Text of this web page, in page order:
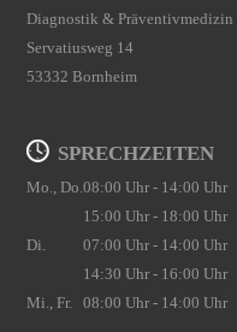
Diagnostik & Präventivmedizin
Servatiusweg 14
53332 Bornheim
SPRECHZEITEN
Mo., Do.08:00 Uhr - 14:00 Uhr
15:00 Uhr - 18:00 Uhr
Di.
07:00 Uhr - 14:00 Uhr
14:30 Uhr - 16:00 Uhr
Mi., Fr.
08:00 Uhr - 14:00 Uhr